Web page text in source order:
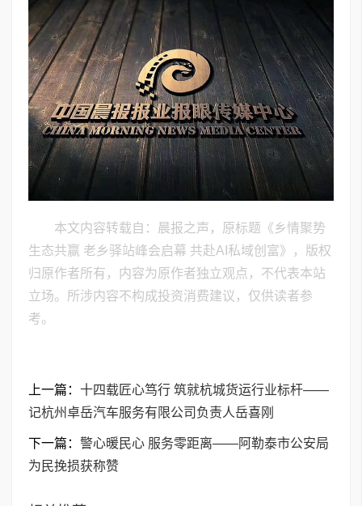
本文内容转载自：晨报之声，原标题《乡情聚势
生态共赢 老乡驿站峰会启幕 共赴AI私域创富》，版权
归原作者所有，内容为原作者独立观点，不代表本站
立场。所涉内容不构成投资消费建议，仅供读者参
考。
上一篇： 十四载匠心笃行 筑就杭城货运行业标杆——
记杭州卓岳汽车服务有限公司负责人岳喜刚
下一篇： ​警心暖民心 服务零距离——阿勒泰市公安局
为民挽损获称赞